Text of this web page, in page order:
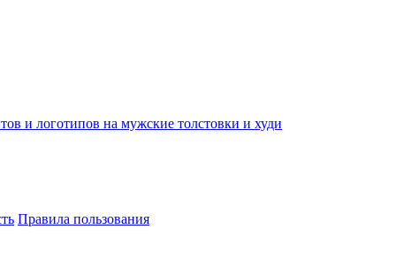
и логотипов на мужские толстовки и худи
Правила пользования